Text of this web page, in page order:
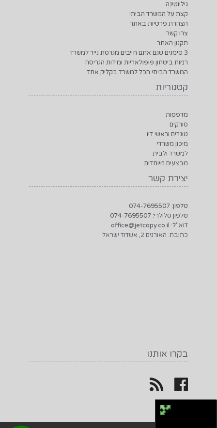
גיליוטינה
קצת על המשרד הביתי
הצהרת פרטיות באתר
צרו קשר
תקנון האתר
3 סימנים שגם אתם חייבים מגרסת נייר למשרד
רמות ביטחון פופולאריות ומידות הגריסה
המשרד הביתי הכל למשרד בקליק אחד
קטגוריות
מדפסות
סורקים
טונרים וראשי דיו
מיכון משרדי
למשרד ולבית
מבצעים מיוחדים
יצירת קשר
טלפון: 074-7695507
טלפון סלולרי: 074-7695507
דוא"ל: office@jetcopy.co.il
כתובת: האורגים 2, אשדוד ישראל
בקרו אותנו